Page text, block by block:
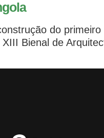
do primeiro
Bienal de